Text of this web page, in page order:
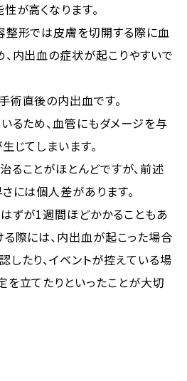
が高くなります。
整形では皮膚を切開する際に血
内出血の症状が起こりやすいで
術直後の内出血です。
るため、血管にもダメージを与
じてしまいます。
ことがほとんどですが、前述
には個人差があります。
ずが1週間ほどかかることもあ
際には、内出血が起こった場合
たり、イベントが控えている場
立てたりといったことが大切